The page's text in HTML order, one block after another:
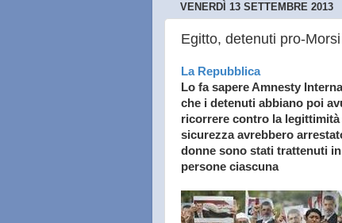
VENERDÌ 13 SETTEMBRE 2013
Egitto, detenuti pro-
La Repubblica
Lo fa sapere Amnesty
che i detenuti abbiano poi
ricorrere contro la
sicurezza avrebbero
donne sono stati trattenuti
persone ciascuna